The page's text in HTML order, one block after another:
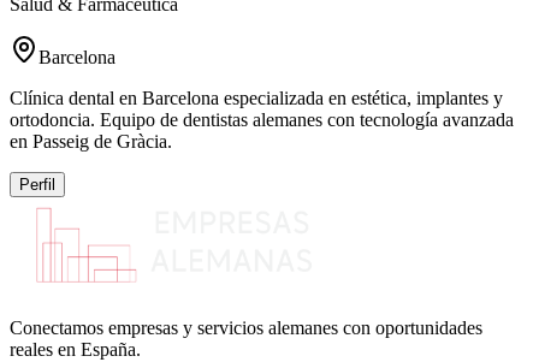
Salud & Farmacéutica
Barcelona
Clínica dental en Barcelona especializada en estética, implantes y
ortodoncia. Equipo de dentistas alemanes con tecnología avanzada
en Passeig de Gràcia.
Perfil
Conectamos empresas y servicios alemanes con oportunidades
reales en España.